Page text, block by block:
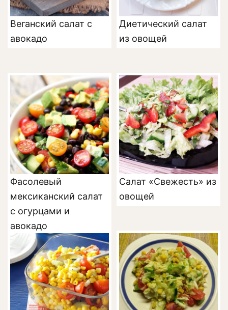
Веганский салат с
авокадо
Диетический салат
из овощей
Фасолевый
мексиканский салат
с огурцами и
авокадо
Салат «Свежесть» из
овощей